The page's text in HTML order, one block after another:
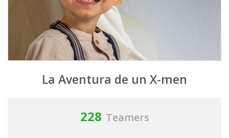
La Aventura de un X-men
228 Teamers